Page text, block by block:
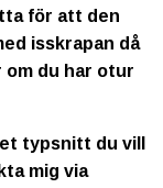
för att den
isskrapan då
om du har otur
typsnitt du vill
mig via